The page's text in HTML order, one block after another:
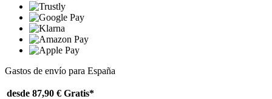
Gastos de envío para España
desde 87,90 € Gratis*